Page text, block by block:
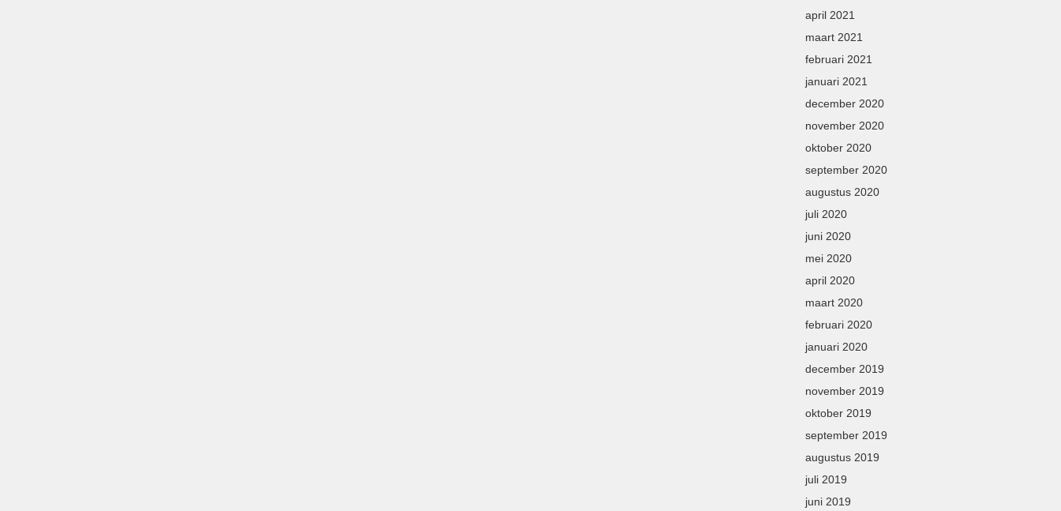
april 2021
maart 2021
februari 2021
januari 2021
december 2020
november 2020
oktober 2020
september 2020
augustus 2020
juli 2020
juni 2020
mei 2020
april 2020
maart 2020
februari 2020
januari 2020
december 2019
november 2019
oktober 2019
september 2019
augustus 2019
juli 2019
juni 2019